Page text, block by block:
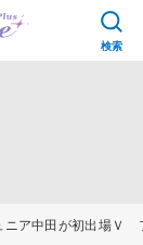
検索
ニア中田が初出場Ｖ